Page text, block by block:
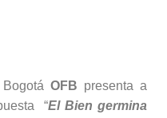
OFB presenta a
“El Bien germina